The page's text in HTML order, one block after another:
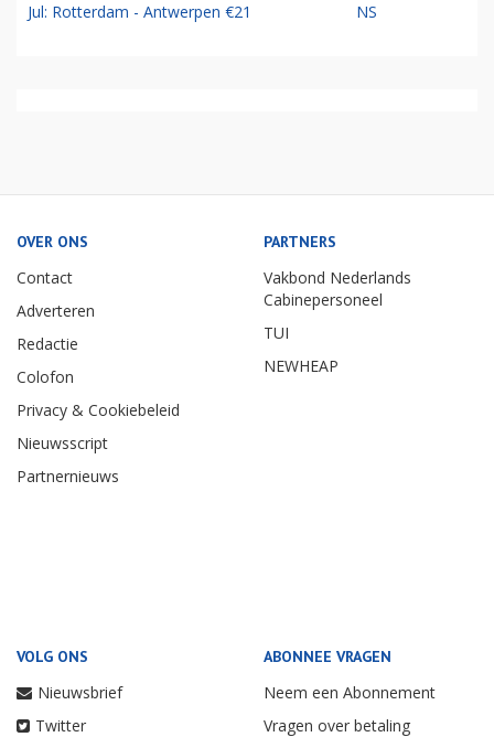
Jul: Rotterdam - Antwerpen €21 NS
OVER ONS
Contact
Adverteren
Redactie
Colofon
Privacy & Cookiebeleid
Nieuwsscript
Partnernieuws
PARTNERS
Vakbond Nederlands
Cabinepersoneel
TUI
NEWHEAP
VOLG ONS
Nieuwsbrief
Twitter
ABONNEE VRAGEN
Neem een Abonnement
Vragen over betaling